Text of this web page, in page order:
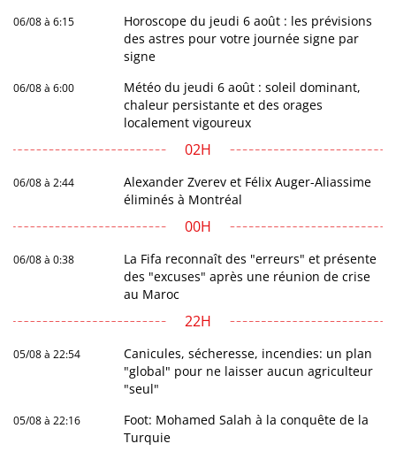
06/08 à 6:15
Horoscope du jeudi 6 août : les prévisions
des astres pour votre journée signe par
signe
06/08 à 6:00
Météo du jeudi 6 août : soleil dominant,
chaleur persistante et des orages
localement vigoureux
02H
06/08 à 2:44
Alexander Zverev et Félix Auger-Aliassime
éliminés à Montréal
00H
06/08 à 0:38
La Fifa reconnaît des "erreurs" et présente
des "excuses" après une réunion de crise
au Maroc
22H
05/08 à 22:54
Canicules, sécheresse, incendies: un plan
"global" pour ne laisser aucun agriculteur
"seul"
05/08 à 22:16
Foot: Mohamed Salah à la conquête de la
Turquie